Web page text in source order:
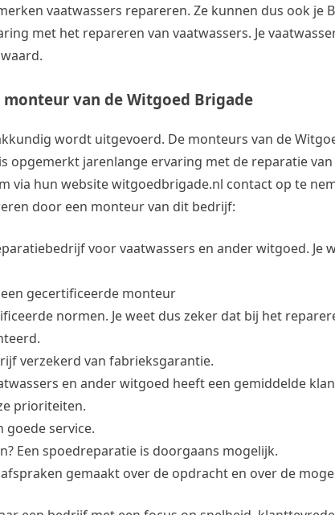
vaatwassers repareren. Ze kunnen dus ook je
met het repareren van vaatwassers. Je
van de Witgoed Brigade
wordt uitgevoerd. De monteurs van de
opgemerkt jarenlange ervaring met de reparatie
via hun website witgoedbrigade.nl contact op te
door een monteur van dit bedrijf:
voor vaatwassers en ander witgoed. Je
gecertificeerde monteur
normen. Je weet dus zeker dat bij het
verzekerd van fabrieksgarantie.
en ander witgoed heeft een gemiddelde
prioriteiten.
service.
Een spoedreparatie is doorgaans mogelijk.
gemaakt over de opdracht en over de